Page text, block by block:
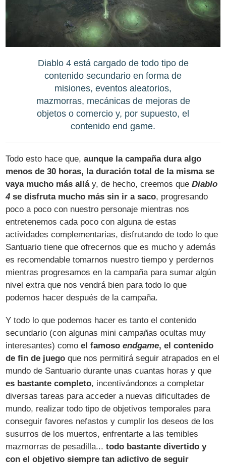
Diablo 4 está cargado de todo tipo de
contenido secundario en forma de
misiones, eventos aleatorios,
mazmorras, mecánicas de mejoras de
objetos o comercio y, por supuesto, el
contenido end game.
Todo esto hace que,aunque la campaña dura algo
menos de 30 horas, la duración total de la misma se
vaya mucho más alláy, de hecho, creemos queDiablo
4 se disfruta mucho más sin ir a saco, progresando
poco a poco con nuestro personaje mientras nos
entretenemos cada poco con alguna de estas
actividades complementarias, disfrutando de todo lo que
Santuario tiene que ofrecernos que es mucho y además
es recomendable tomarnos nuestro tiempo y perdernos
mientras progresamos en la campaña para sumar algún
nivel extra que nos vendrá bien para todo lo que
podemos hacer después de la campaña.
Y todo lo que podemos hacer es tanto el contenido
secundario (con algunas mini campañas ocultas muy
interesantes) comoel famosoendgame, el contenido
de fin de juego que nos permitirá seguir atrapados en el
mundo de Santuario durante unas cuantas horas y que
es bastante completo, incentivándonos a completar
diversas tareas para acceder a nuevas dificultades de
mundo, realizar todo tipo de objetivos temporales para
conseguir favores nefastos y cumplir los deseos de los
susurros de los muertos, enfrentarte a las temibles
mazmorras de pesadilla...todo bastante divertido y
con el objetivo siempre tan adictivo de seguir